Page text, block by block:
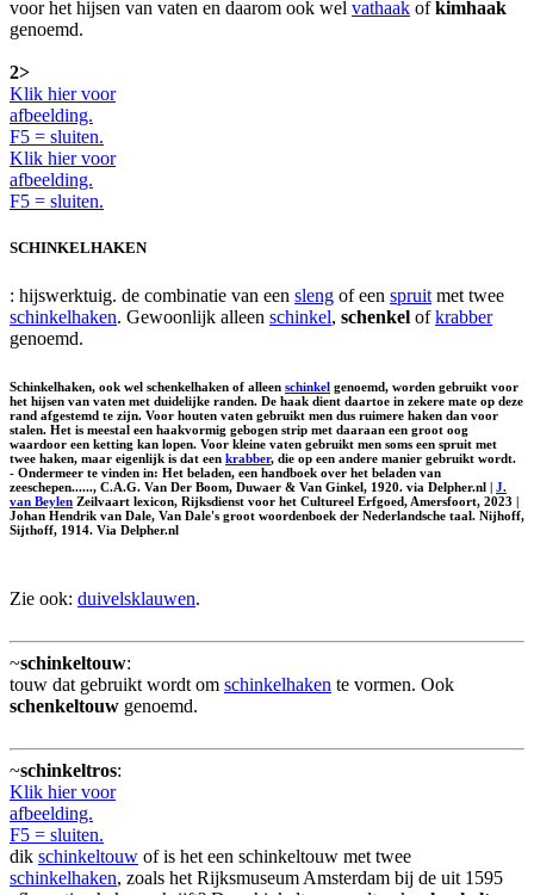
voor het hijsen van vaten en daarom ook wel vathaak ofkimhaak
genoemd.
2>
Klik hier voor
afbeelding.
F5 = sluiten.
Klik hier voor
afbeelding.
F5 = sluiten.
SCHINKELHAKEN
: hijswerktuig. de combinatie van een sleng of een spruit met twee
schinkelhaken. Gewoonlijk alleen schinkel, schenkel ofkrabber
genoemd.
Schinkelhaken, ook wel schenkelhaken of alleen schinkel genoemd, worden gebruikt voor
het hijsen van vaten met duidelijke randen. De haak dient daartoe in zekere mate op deze
rand afgestemd te zijn. Voor houten vaten gebruikt men dus ruimere haken dan voor
stalen. Het is meestal een haakvormig gebogen strip met daaraan een groot oog
waardoor een ketting kan lopen. Voor kleine vaten gebruikt men soms een spruit met
twee haken, maar eigenlijk is dat een krabber, die op een andere manier gebruikt wordt.
- Ondermeer te vinden in: Het beladen, een handboek over het beladen van
zeeschepen......, C.A.G. Van Der Boom, Duwaer & Van Ginkel, 1920. via Delpher.nl | J.
van Beylen Zeilvaart lexicon, Rijksdienst voor het Cultureel Erfgoed, Amersfoort, 2023 |
Johan Hendrik van Dale, Van Dale's groot woordenboek der Nederlandsche taal. Nijhoff,
Sijthoff, 1914. Via Delpher.nl
Zie ook: duivelsklauwen.
~schinkeltouw:
touw dat gebruikt wordt om schinkelhaken te vormen. Ook
schenkeltouw genoemd.
~schinkeltros:
Klik hier voor
afbeelding.
F5 = sluiten.
dik schinkeltouw of is het een schinkeltouw met twee
schinkelhaken, zoals het Rijksmuseum Amsterdam bij de uit 1595